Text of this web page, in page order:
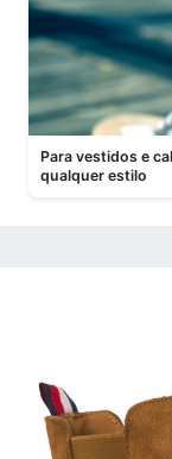
Para vestidos e
qualquer estilo